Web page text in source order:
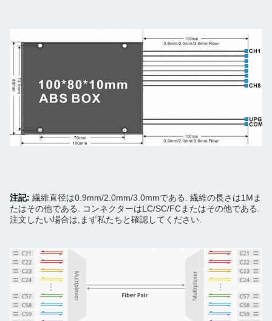
注記: 繊維直径は0.9mm/2.0mm/3.0mmである. 繊維の長さは1Mま
たはその他である. コンネクターはLC/SC/FCまたはその他である.
注文したい場合は,まず私たちと確認してください.